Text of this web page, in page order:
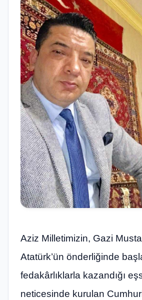
Aziz Milletimizin, Gazi
Atatürk’ün önderliğinde
fedakârlıklarla kazandığı
neticesinde kurulan